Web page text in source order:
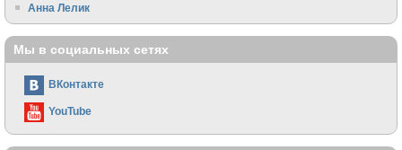
Анна Лелик
Мы в социальных сетях
ВКонтакте
YouTube